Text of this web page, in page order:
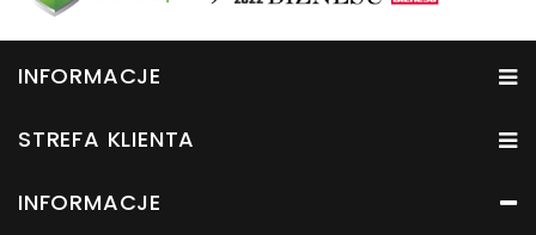
INFORMACJE
STREFA KLIENTA
INFORMACJE